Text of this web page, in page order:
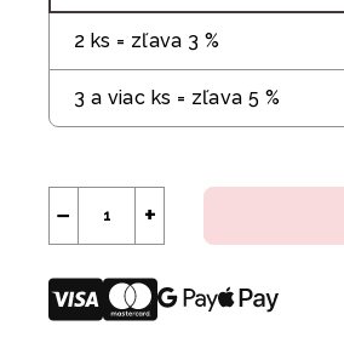
2 ks = zľava 3 %
3 a viac ks = zľava 5 %
+
−